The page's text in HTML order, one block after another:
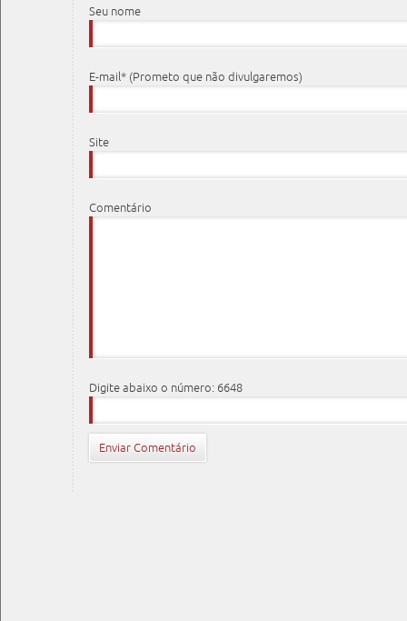
Seu nome
E-mail* (Prometo que não divulgaremos)
Site
Comentário
Digite abaixo o número: 6648